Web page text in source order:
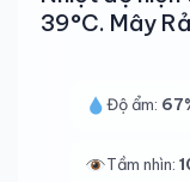
39°C. Mây
Độ ẩm:
Tầm nhìn: